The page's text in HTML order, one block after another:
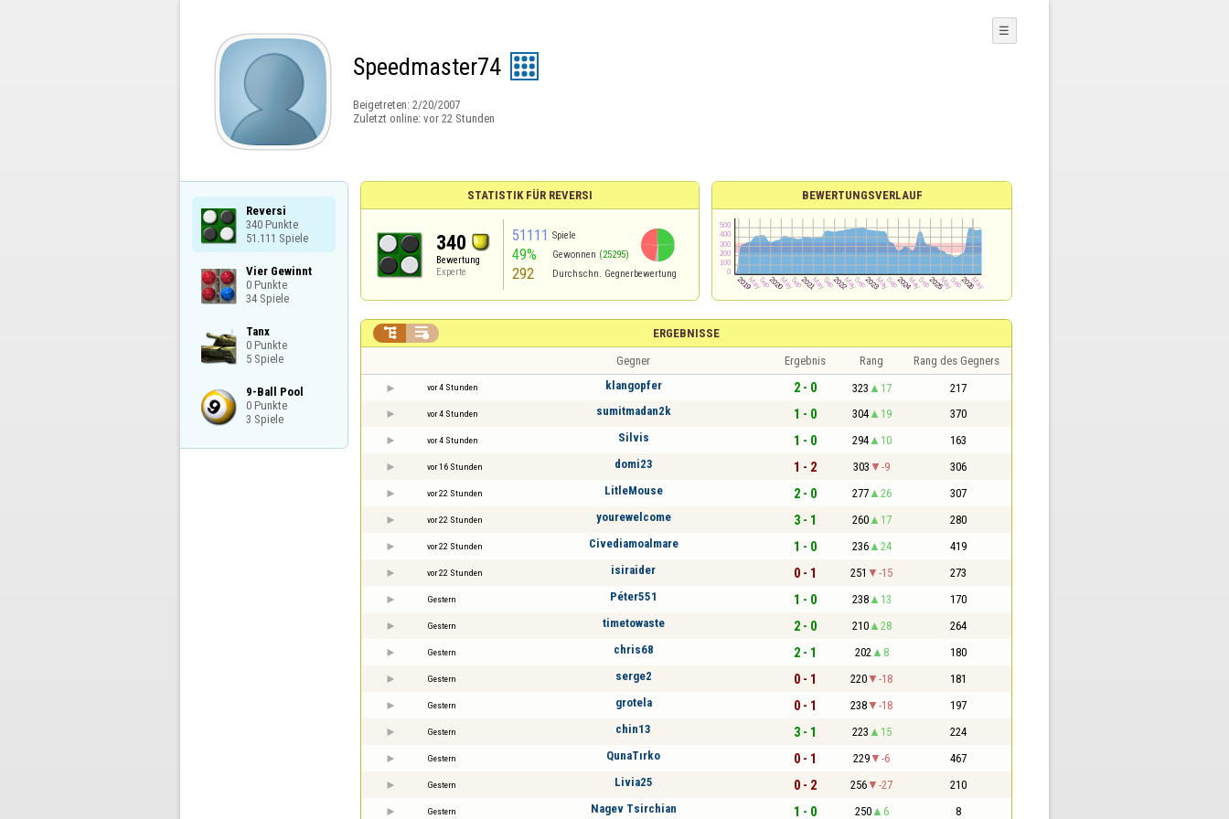
Speedmaster74
Beigetreten: 2/20/2007
Zuletzt online: vor 22 Stunden
☰
Reversi
340 Punkte
51.111 Spiele
Vier Gewinnt
0 Punkte
34 Spiele
Tanx
0 Punkte
5 Spiele
9-Ball Pool
0 Punkte
3 Spiele
STATISTIK FÜR REVERSI
340
Bewertung
Experte
51111 Spiele
49% Gewonnen (25295)
292 Durchschn. Gegnerbewertung
BEWERTUNGSVERLAUF
ERGEBNISSE
 
Gegner Ergebnis Rang Rang des Gegners
vor 4 Stunden klangopfer 2 - 0 323 17 217
vor 4 Stunden sumitmadan2k 1 - 0 304 19 370
vor 4 Stunden Silvis 1 - 0 294 10 163
vor 16 Stunden domi23 1 - 2 303 -9 306
vor 22 Stunden LitleMouse 2 - 0 277 26 307
vor 22 Stunden yourewelcome 3 - 1 260 17 280
vor 22 Stunden Civediamoalmare 1 - 0 236 24 419
vor 22 Stunden isiraider 0 - 1 251 -15 273
Gestern Péter551 1 - 0 238 13 170
Gestern timetowaste 2 - 0 210 28 264
Gestern chris68 2 - 1 202 8 180
Gestern serge2 0 - 1 220 -18 181
Gestern grotela 0 - 1 238 -18 197
Gestern chin13 3 - 1 223 15 224
Gestern QunaTırko 0 - 1 229 -6 467
Gestern Livia25 0 - 2 256 -27 210
Gestern Nagev Tsirchian 1 - 0 250 6 8